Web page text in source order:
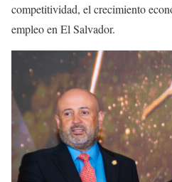
competitividad, el crecimiento
empleo en El Salvador.